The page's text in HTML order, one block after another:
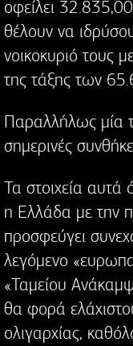
οφείλει
θέλουν να
νοικοκυριό τους
της τάξης των
Παραλλήλως μία
σημερινές
Τα στοιχεία αυτά
η Ελλάδα με την
προσφεύγει
λεγόμενο
«Ταμείου
θα φορά
ολιγαρχίας,